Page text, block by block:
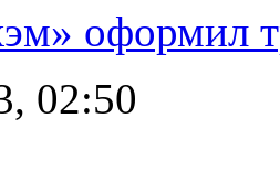
оформил
02:50